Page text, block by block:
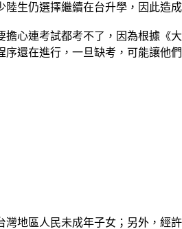
生仍選擇繼續在台升學，因此造
心連考試都考不了，因為根據《
還在進行，一旦缺考，可能讓他
地區人民未成年子女；另外，經